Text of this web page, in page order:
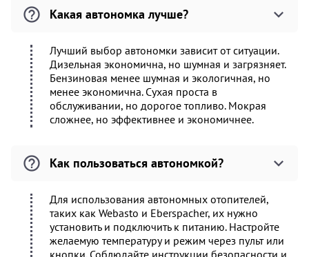
Какая автономка лучше?
Лучший выбор автономки зависит от ситуации.
Дизельная экономична, но шумная и загрязняет.
Бензиновая менее шумная и экологичная, но
менее экономична. Сухая проста в
обслуживании, но дорогое топливо. Мокрая
сложнее, но эффективнее и экономичнее.
Как пользоваться автономкой?
Для использования автономных отопителей,
таких как Webasto и Eberspacher, их нужно
установить и подключить к питанию. Настройте
желаемую температуру и режим через пульт или
кнопки. Соблюдайте инструкции безопасности и